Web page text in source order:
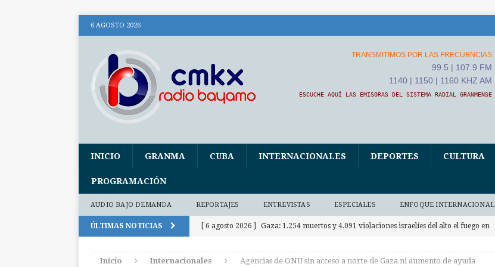
6 AGOSTO 2026
TRANSMITIMOS POR LAS FRECUENCIAS
99.5 | 107.9 FM
1140 | 1150 | 1160 KHZ AM
ESCUCHE AQUÍ LAS EMISORAS DEL SISTEMA RADIAL GRANMENSE
INICIO GRANMA CUBA INTERNACIONALES DEPORTES CULTURA
PROGRAMACIÓN
AUDIO BAJO DEMANDA REPORTAJES ENTREVISTAS ESPECIALES ENFOQUE INTERNACIONAL
ÚLTIMAS NOTICIAS [ 6 agosto 2026 ] Gaza: 1.254 muertos y 4.091 violaciones israelíes del alto el fuego en
Inicio Internacionales Agencias de ONU sin acceso a norte de Gaza ni aumento de ayuda